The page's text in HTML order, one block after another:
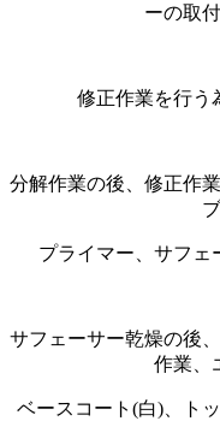
ーの取
修正作業を行う
分解作業の後、修正作
プライマー、サフェ
サフェーサー乾燥の後
作業、
ベースコート(白)、ト